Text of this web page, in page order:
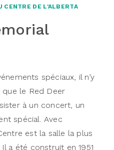
CENTRE DE L'ALBERTA
spéciaux, il n’y
le Red Deer
à un concert, un
spécial. Avec
est la salle la plus
a été construit en 1951